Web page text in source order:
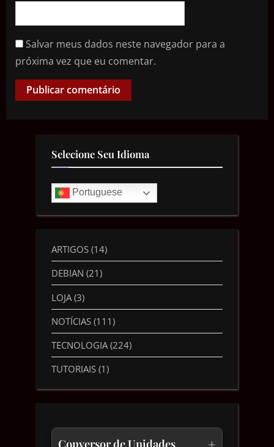
Salvar meus dados neste navegador para a
próxima vez que eu comentar.
Selecione Seu Idioma
Portuguese
ARTIGOS (14)
DEBIAN (21)
LOJA (3)
NOTÍCIAS (111)
TECNOLOGIA (224)
TUTORIAIS (1)
Conversor de Unidades